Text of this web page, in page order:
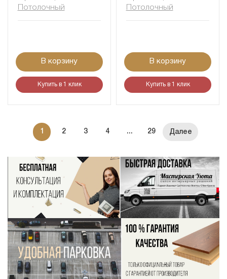
Потолочный
В корзину
Купить в 1 клик
Потолочный
В корзину
Купить в 1 клик
1 2 3 4 ... 29